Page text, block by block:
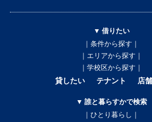
▼ 借りたい
｜条件から探す｜
｜エリアから探す｜
｜学校区から探す｜
貸したい テナント 店
▼ 誰と暮らすかで検索
｜ひとり暮らし｜